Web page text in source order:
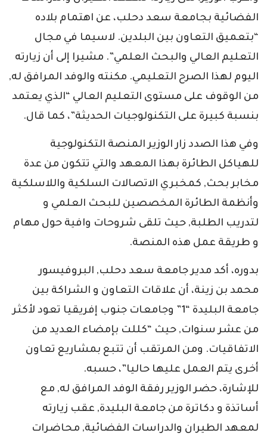
الفضائية بجامعة سعد دحلب، عن اهتمام بلاده
“بتعميق التعاون بين البلدين. لاسيما في مجال
التعليم العالي والبحث العلمي”. مشيرا إلى أن زيارته
اليوم لهذا الصرح التعليمي. مكنته والوفد المرافق له,
من الوقوف على مستوى التعليم العالي “الذي يعتمد
بنسبة كبيرة على التكنولوجيات الحديثة”، كما قال.
وفي هذا الصدد زار الوزير المنصة التكنولوجية
للهياكل الطائرة بهذا المعهد والتي تتكون من عدة
مخابر بحث, كمخبري الاتصالات السلكية واللاسلكية
وأنظمة الطائرة المخصصين للبحث العلمي و
لتدريب الطلبة, حيث تلقى شروحات وافية حول مهام
و طريقة عمل هذه المنصة.
بدوره، أكد مدير جامعة سعد دحلب, البروفيسور
محمد بن زينة، أن علاقات التعاون و الشراكة بين
جامعة البليدة “1” وجامعات جنوب إفريقيا تعود لأكثر
من عشر سنوات, حيث “كللت بإمضاء العديد من
الاتفاقيات. ومن المرتقب أن تتبع بمشاريع تعاون
أخرى يتم العمل عليها حاليا”، حسبه.
للإشارة، حضر الوزير رفقة الوفد المرافق له, مع
أساتذة و دكاترة من جامعة البليدة, عقب زيارته
لمعهد الطيران والدراسات الفضائية, محاضرات